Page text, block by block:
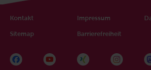
Kontakt Impressum
Sitemap Barrierefreiheit